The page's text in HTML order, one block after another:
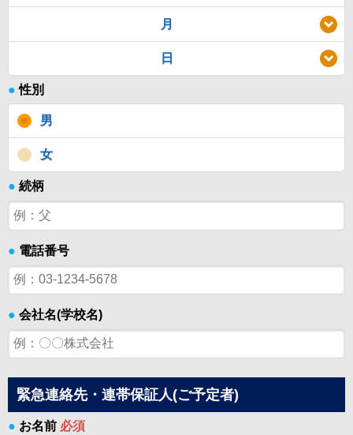
月
日
● 性別
男
女
● 続柄
● 電話番号
● 会社名(学校名)
緊急連絡先・連帯保証人(ご予定者)
● お名前 必須